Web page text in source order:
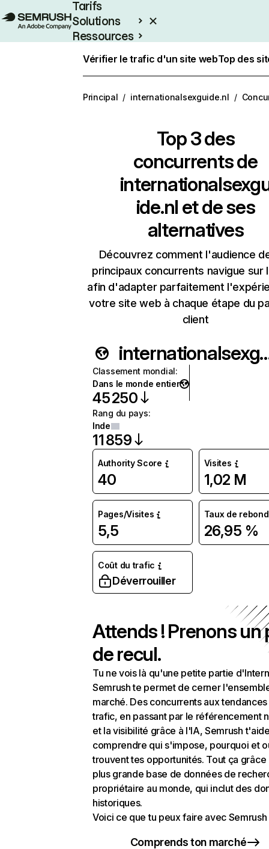
Tarifs
Solutions
Ressources
Vérifier le trafic d'un site webTop des
Principal / internationalsexguide.nl /
Top 3 des
concurrents de
ide.nl et de ses
alternatives
Découvrez comment l'audience
principaux concurrents navigue sur
afin d'adapter parfaitement
votre site web à chaque étape du
client
Classement mondial:
Dans le monde entier
45 250
Rang du pays:
Inde
11 859
Authority Score
40
Visites
1,02 M
Pages/Visites
5,5
Taux de rebond
26,95 %
Coût du trafic
Déverrouiller
Attends ! Prenons un
de recul.
Tu ne vois là qu'une petite partie
Semrush te permet de cerner
marché. Des concurrents aux
trafic, en passant par le référencement
et la visibilité grâce à l'IA, Semrush
comprendre qui s'impose, pourquoi et
trouvent tes opportunités. Tout ça grâce
plus grande base de données de
propriétaire au monde, qui inclut des
historiques.
Voici ce que tu peux faire avec Semrush
Comprends ton marché